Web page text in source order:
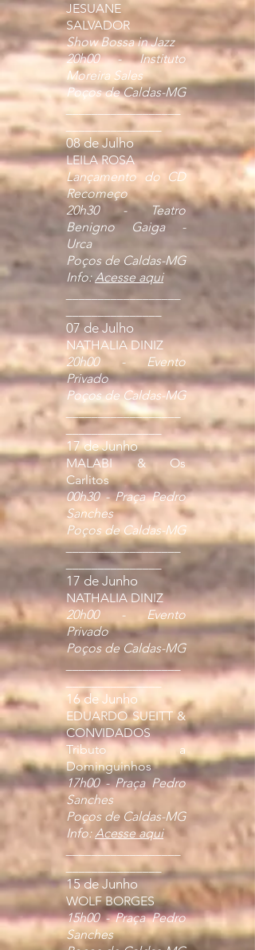
JESUANE
SALVADOR
Show Bossa in Jazz
20h00 - Instituto
Moreira Sales
Poços de Caldas-MG
__________________
_______________
08 de Julho
LEILA ROSA
Lançamento do CD
Recomeço
20h30 - Teatro
Benigno Gaiga -
Urca
Poços de Caldas-MG
Info:Acesse aqui
__________________
07 de Julho
NATHALIA DINIZ
20h00 - Evento
Privado
Poços de Caldas-MG
__________________
_______________
17 de Junho
MALABI & Os
Carlitos
00h30 - Praça Pedro
Sanches
Poços de Caldas-MG
__________________
_______________
17 de Junho
NATHALIA DINIZ
20h00 - Evento
Privado
Poços de Caldas-MG
__________________
_______________
16 de Junho
EDUARDO SUEITT &
CONVIDADOS
Tributo a
Dominguinhos
17h00 - Praça Pedro
Sanches
Poços de Caldas-MG
Info:Acesse aqui
__________________
_______________
15 de Junho
WOLF BORGES
15h00 - Praça Pedro
Sanches